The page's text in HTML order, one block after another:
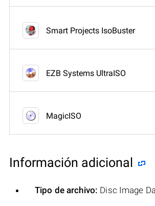
Smart Projects IsoBuster
EZB Systems UltraISO
MagicISO
Información adicional
Tipo de archivo: Disc Image